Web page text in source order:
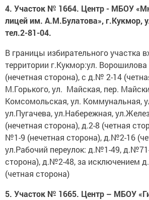
4. Участок № 1664. Центр - МБОУ
лицей им. А.М.Булатова», г.Кукмор,
тел.2-81-04.
В границы избирательного участка
территории г.Кукмор:ул.
(нечетная сторона), с д.№ 2-14
М.Горького, ул. Майская, пер.
Комсомольская, ул. Коммунальная,
ул.Пугачева, ул.Набережная,
(нечетная сторона), д.2-8 (четная
№1-9 (нечетная сторона), д.№2-16
ул.Рабочий переулок: д.№1-49,
сторона), д.№2-48, за исключением
(четная сторона)
5. Участок № 1665. Центр – МБОУ